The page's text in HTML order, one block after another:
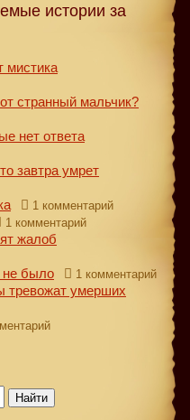
истории за
мистика
странный мальчик?
нет ответа
завтра умрет
1 комментарий
1 комментарий
жалоб
не было 1 комментарий
тревожат умерших
Найти